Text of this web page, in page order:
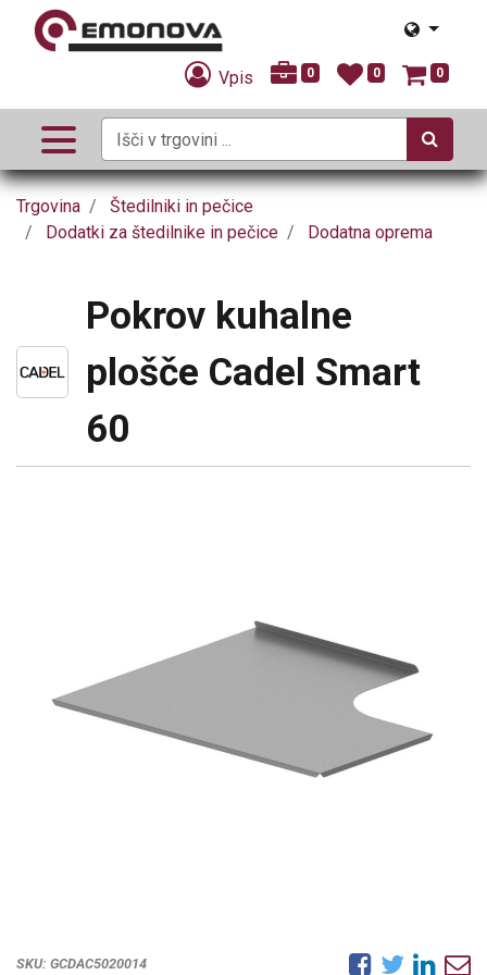
Vpis 0 0 0
Trgovina
Štedilniki in pečice
Dodatki za štedilnike in pečice
Dodatna oprema
Pokrov kuhalne
plošče Cadel Smart
60
SKU: GCDAC5020014